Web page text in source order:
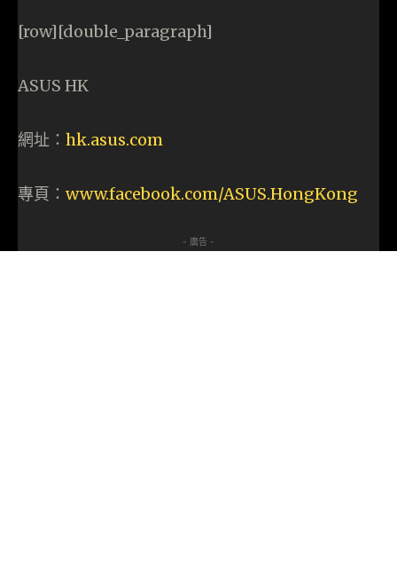
[row][double_paragraph]
ASUS HK
網址： hk.asus.com
專頁： www.facebook.com/ASUS.HongKong
- 廣告 -